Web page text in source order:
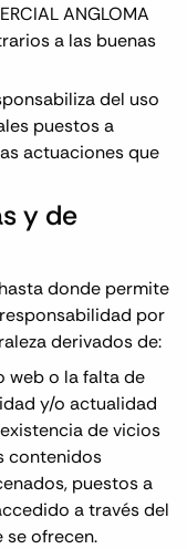
ANGLOMA
a las buenas
del uso
puestos a
actuaciones que
y de
hasta donde permite
por
derivados de:
web o la falta de
y/o actualidad
de vicios
contenidos
puestos a
a través del
se ofrecen.